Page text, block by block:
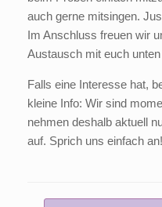
auch gerne mitsingen.
Im Anschluss freuen wir
Austausch mit euch unten
Falls eine Interesse hat,
kleine Info: Wir sind
nehmen deshalb aktuell
auf. Sprich uns einfach an!